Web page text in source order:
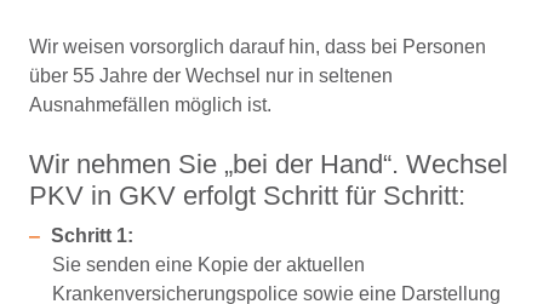
Wir weisen vorsorglich darauf hin, dass bei Personen
über 55 Jahre der Wechsel nur in seltenen
Ausnahmefällen möglich ist.
Wir nehmen Sie „bei der Hand“. Wechsel
PKV in GKV erfolgt Schritt für Schritt:
Schritt 1:
Sie senden eine Kopie der aktuellen
Krankenversicherungspolice sowie eine Darstellung